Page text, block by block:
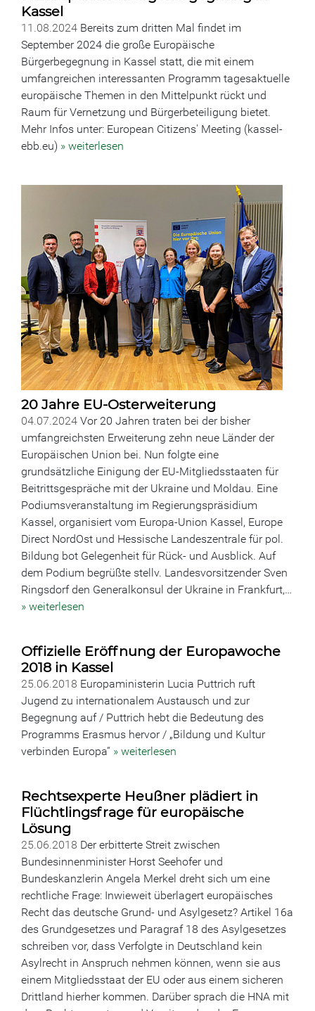
Kassel
11.08.2024 Bereits zum dritten Mal findet im
September 2024 die große Europäische
Bürgerbegegnung in Kassel statt, die mit einem
umfangreichen interessanten Programm tagesaktuelle
europäische Themen in den Mittelpunkt rückt und
Raum für Vernetzung und Bürgerbeteiligung bietet.
Mehr Infos unter: European Citizens' Meeting (kassel-
ebb.eu) » weiterlesen
20 Jahre EU-Osterweiterung
04.07.2024 Vor 20 Jahren traten bei der bisher
umfangreichsten Erweiterung zehn neue Länder der
Europäischen Union bei. Nun folgte eine
grundsätzliche Einigung der EU-Mitgliedsstaaten für
Beitrittsgespräche mit der Ukraine und Moldau. Eine
Podiumsveranstaltung im Regierungspräsidium
Kassel, organisiert vom Europa-Union Kassel, Europe
Direct NordOst und Hessische Landeszentrale für pol.
Bildung bot Gelegenheit für Rück- und Ausblick. Auf
dem Podium begrüßte stellv. Landesvorsitzender Sven
Ringsdorf den Generalkonsul der Ukraine in Frankfurt,…
» weiterlesen
Offizielle Eröffnung der Europawoche
2018 in Kassel
25.06.2018 Europaministerin Lucia Puttrich ruft
Jugend zu internationalem Austausch und zur
Begegnung auf / Puttrich hebt die Bedeutung des
Programms Erasmus hervor / „Bildung und Kultur
verbinden Europa“ » weiterlesen
Rechtsexperte Heußner plädiert in
Flüchtlingsfrage für europäische
Lösung
25.06.2018 Der erbitterte Streit zwischen
Bundesinnenminister Horst Seehofer und
Bundeskanzlerin Angela Merkel dreht sich um eine
rechtliche Frage: Inwieweit überlagert europäisches
Recht das deutsche Grund- und Asylgesetz? Artikel 16a
des Grundgesetzes und Paragraf 18 des Asylgesetzes
schreiben vor, dass Verfolgte in Deutschland kein
Asylrecht in Anspruch nehmen können, wenn sie aus
einem Mitgliedsstaat der EU oder aus einem sicheren
Drittland hierher kommen. Darüber sprach die HNA mit